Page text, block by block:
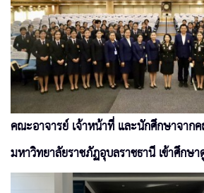
คณะอาจารย์ เจ้าหน้าที่ และนักศึกษาจาก
มหาวิทยาลัยราชภัฏอุบลราชธานี เข้าศึกษ